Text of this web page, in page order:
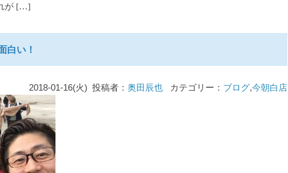
が […]
白い！
2018-01-16(火) 投稿者： 奥田辰也カテゴリー： ブログ,今朝白店